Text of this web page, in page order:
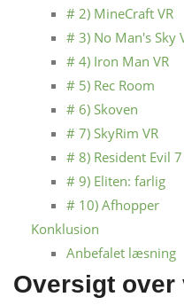
# 2) MineCraft VR
# 3) No Man's Sky
# 4) Iron Man VR
# 5) Rec Room
# 6) Skoven
# 7) SkyRim VR
# 8) Resident Evil 7
# 9) Eliten: farlig
# 10) Afhopper
Konklusion
Anbefalet læsning
Oversigt